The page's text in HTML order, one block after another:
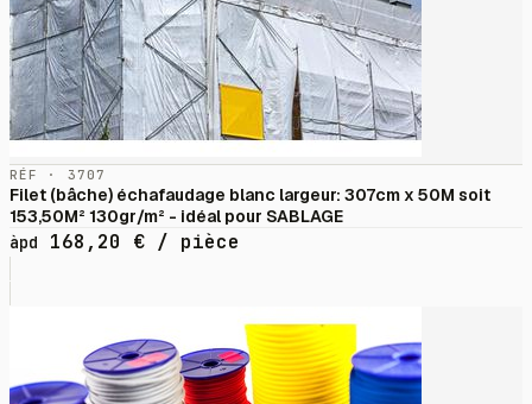
RÉF · 3707
Filet (bâche) échafaudage blanc largeur: 307cm x 50M soit
153,50M² 130gr/m² - idéal pour SABLAGE
àpd
168,20 € / pièce